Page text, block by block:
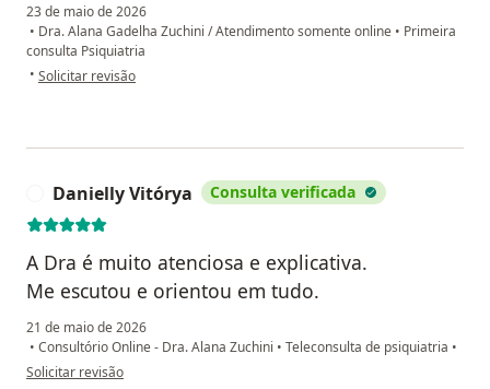
23 de maio de 2026
• Dra. Alana Gadelha Zuchini / Atendimento somente online • Primeira
consulta Psiquiatria
• na opinião do utilizador Carla G.
Solicitar revisão
Danielly Vitórya Consulta verificada
A Dra é muito atenciosa e explicativa.
Me escutou e orientou em tudo.
21 de maio de 2026
• Consultório Online - Dra. Alana Zuchini • Teleconsulta de psiquiatria •
na opinião do utilizador Danielly Vitórya
Solicitar revisão